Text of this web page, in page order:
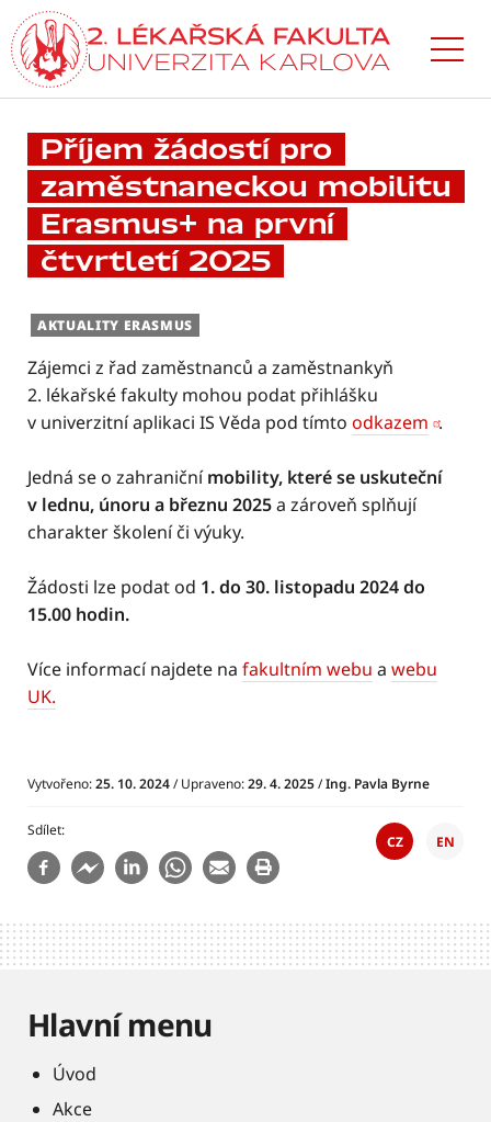
Přejít
k hlavnímu
obsahu
Příjem žádostí pro
zaměstnaneckou mobilitu
Erasmus+ na první
čtvrtletí 2025
AKTUALITY ERASMUS
Zájemci z řad zaměstnanců a zaměstnankyň
2. lékařské fakulty mohou podat přihlášku
v univerzitní aplikaci IS Věda pod tímto odkazem .
Jedná se o zahraničnímobility, které se uskuteční
v lednu, únoru a březnu 2025a zároveň splňují
charakter školení či výuky.
Žádosti lze podat od 1. do 30. listopadu 2024 do
15.00 hodin.
Více informací najdete na fakultním webu a webu
UK.
Vytvořeno:25. 10. 2024/ Upraveno:29. 4. 2025/Ing. Pavla Byrne
Sdílet
CZ EN
Hlavní menu
Úvod
Akce